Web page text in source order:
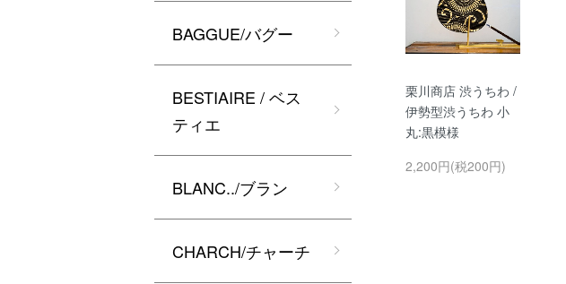
栗川商店 渋うちわ /
伊勢型渋うちわ 小
丸:黒模様
2,200円(税200円)
BAGGUE/バグー
BESTIAIRE / ベス
ティエ
BLANC../ブラン
CHARCH/チャーチ